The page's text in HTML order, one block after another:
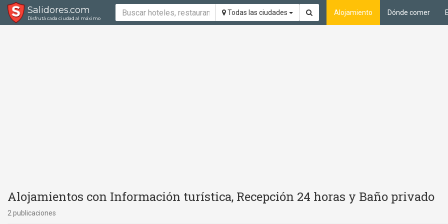
Salidores.com
Disfrutá cada ciudad al máximo
Todas las ciudades Alojamiento Dónde comer
Alojamientos con Información turística, Recepción 24 horas y Baño privado
2 publicaciones